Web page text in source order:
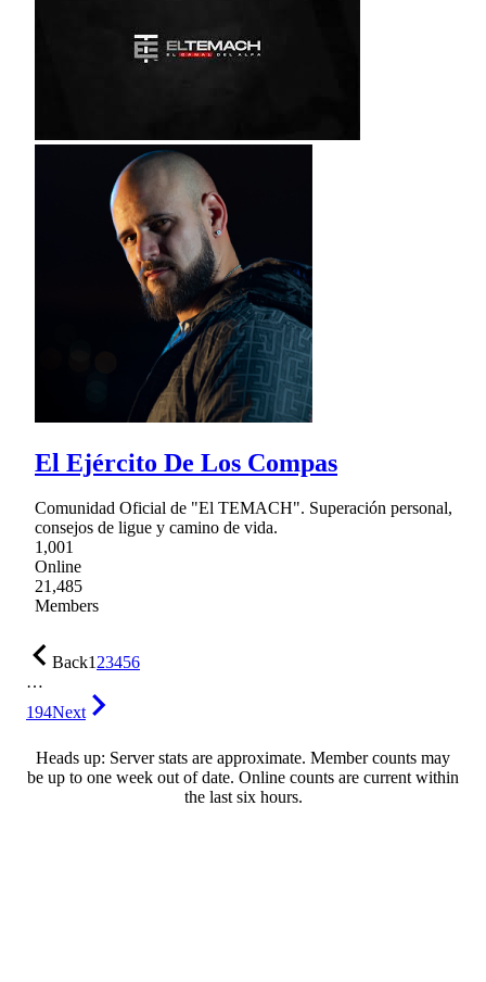
El Ejército De Los Compas
Comunidad Oficial de "El TEMACH". Superación personal,
consejos de ligue y camino de vida.
1,001
Online
21,485
Members
Back123456
…
194Next
Heads up: Server stats are approximate. Member counts may
be up to one week out of date. Online counts are current within
the last six hours.